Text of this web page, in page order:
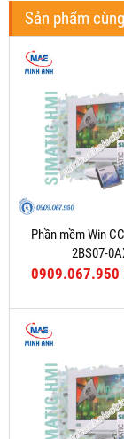
Sản phẩm
Phần mềm Win
2BS07-
0909.067.950